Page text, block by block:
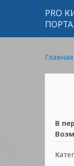
PRO
Главная
В